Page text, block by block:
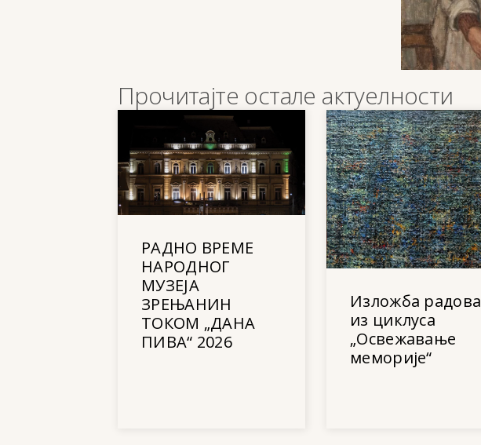
Прочитајте остале актуелности
РАДНО ВРЕМЕ
НАРОДНОГ
МУЗЕЈА
ЗРЕЊАНИН
ТОКОМ „ДАНА
ПИВА“ 2026
Изложба радова
из циклуса
„Освежавање
меморије“